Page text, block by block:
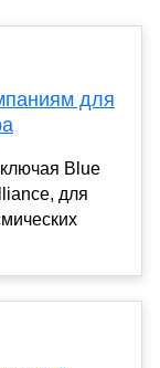
для
Blue
для